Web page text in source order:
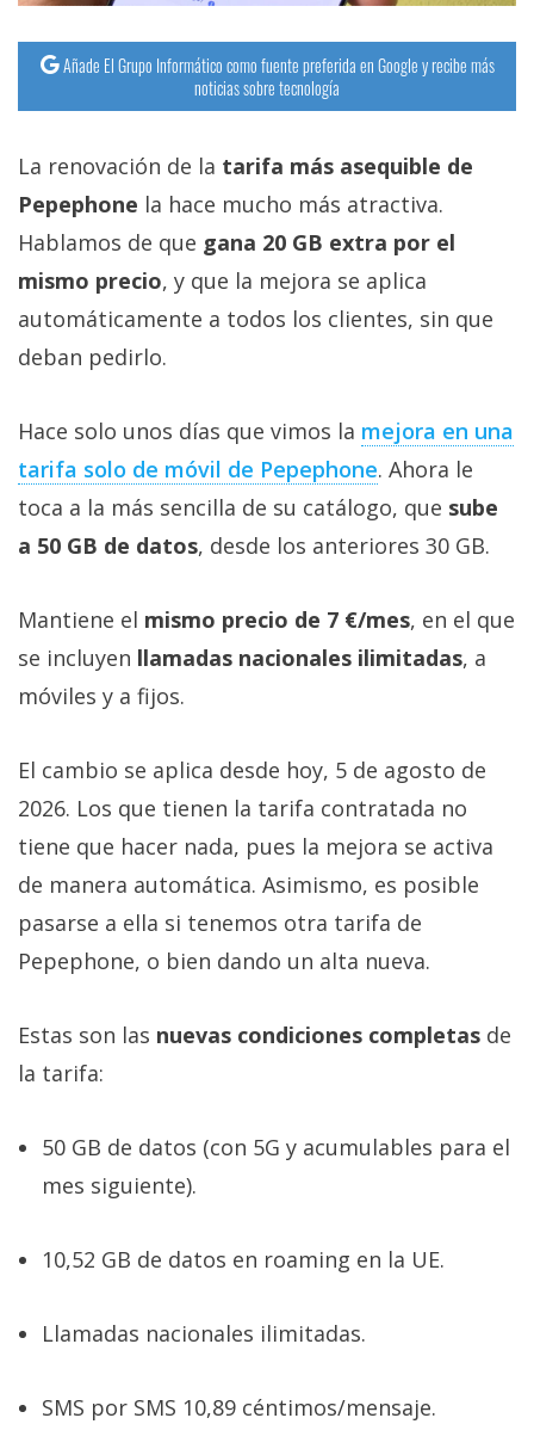
Añade El Grupo Informático como fuente preferida en Google y recibe más
noticias sobre tecnología
La renovación de la tarifa más asequible de
Pepephone la hace mucho más atractiva.
Hablamos de que gana 20 GB extra por el
mismo precio, y que la mejora se aplica
automáticamente a todos los clientes, sin que
deban pedirlo.
Hace solo unos días que vimos la mejora en una
tarifa solo de móvil de Pepephone‎. Ahora le
toca a la más sencilla de su catálogo, que sube
a 50 GB de datos, desde los anteriores 30 GB.
Mantiene el mismo precio de 7 €/mes, en el que
se incluyen llamadas nacionales ilimitadas, a
móviles y a fijos.
El cambio se aplica desde hoy, 5 de agosto de
2026. Los que tienen la tarifa contratada no
tiene que hacer nada, pues la mejora se activa
de manera automática. Asimismo, es posible
pasarse a ella si tenemos otra tarifa de
Pepephone, o bien dando un alta nueva.
Estas son las nuevas condiciones completas de
la tarifa:
50 GB de datos (con 5G y acumulables para el
mes siguiente).
10,52 GB de datos en roaming en la UE.
Llamadas nacionales ilimitadas.
SMS por SMS 10,89 céntimos/mensaje.